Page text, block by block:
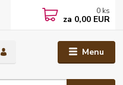
Menu
0 ks
za 0,00 EUR